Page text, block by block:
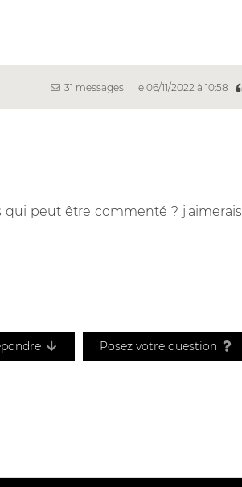
31 messages le 06/11/2022 à 10:58
qui peut être commenté ? j'aimerais
Posez votre question